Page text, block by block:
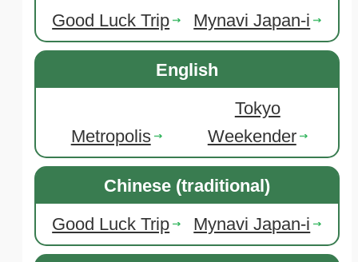
Good Luck Trip Mynavi Japan-i
English
Metropolis
Tokyo
Weekender
Chinese (traditional)
Good Luck Trip
Mynavi Japan-i